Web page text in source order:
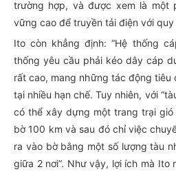
trường hợp, và được xem là một
vững cao để truyền tải điện với quy
Ito còn khẳng định: “Hệ thống
thống yêu cầu phải kéo dây cáp
rất cao, mang những tác động
tại nhiều hạn chế. Tuy nhiên, với
có thể xây dựng một trang trại
bờ 100 km và sau đó chỉ việc
ra vào bờ bằng một số lượng tàu
giữa 2 nơi”. Như vậy, lợi ích mà Ito